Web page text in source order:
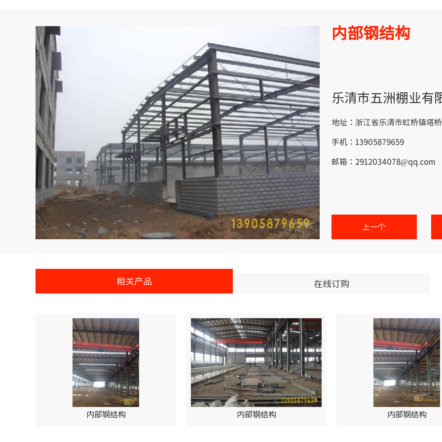
内部钢结构
乐清市五洲棚业有
地址：浙江省乐清市虹桥镇塔
手机：13905879659
邮箱：2912034078@qq.com
上一个
相关产品 在线订购
内部钢结构 内部钢结构 内部钢结构